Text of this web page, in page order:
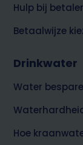
Hulp bij
Betaalwijze
Drinkwater
Water
Hoe